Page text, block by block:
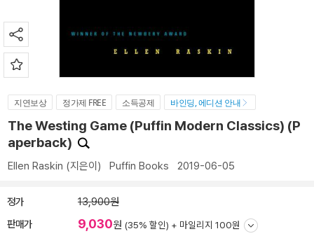
지연보상 정가제 FREE 소득공제 바인딩, 에디션 안내
The Westing Game (Puffin Modern Classics) (P
aperback)
Ellen Raskin (지은이) Puffin Books 2019-06-05
정가 13,900원
판매가 9,030원 (35% 할인) + 마일리지 100원